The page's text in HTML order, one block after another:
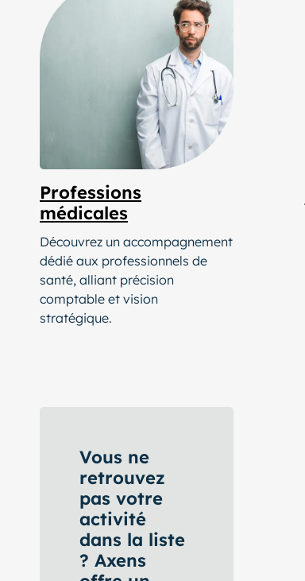
Professions
médicales
Découvrez un accompagnement
dédié aux professionnels de
santé, alliant précision
comptable et vision
stratégique.
Vous ne
retrouvez
pas votre
activité
dans la liste
? Axens